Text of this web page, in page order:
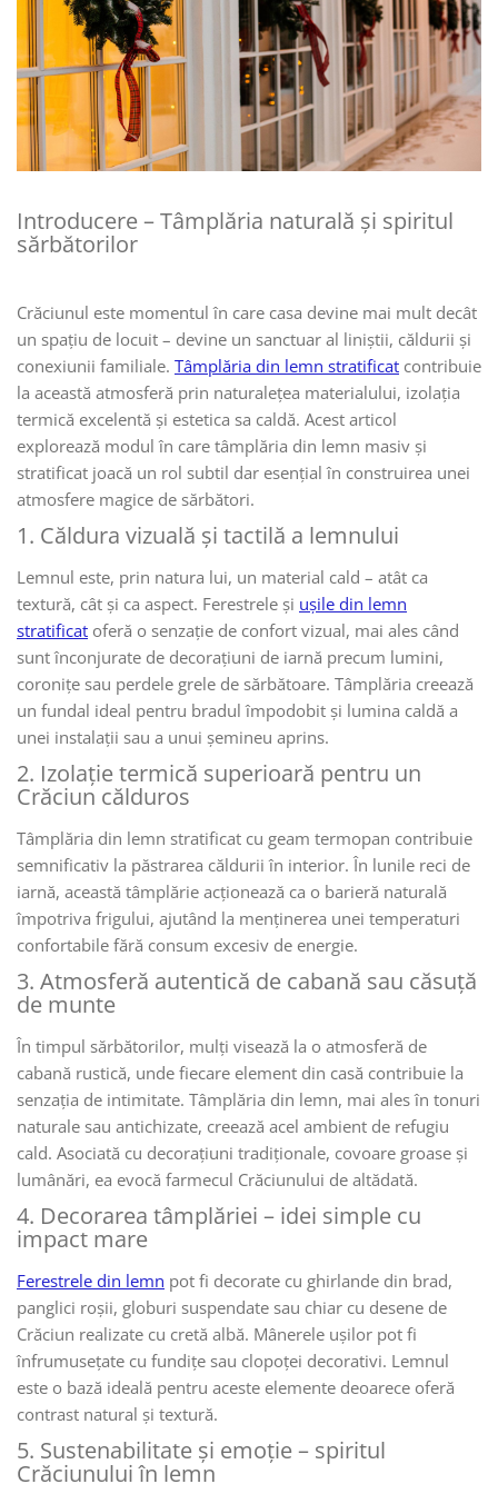
Introducere – Tâmplăria naturală și spiritul
sărbătorilor
Crăciunul este momentul în care casa devine mai mult decât
un spațiu de locuit – devine un sanctuar al liniștii, căldurii și
conexiunii familiale. Tâmplăria din lemn stratificat contribuie
la această atmosferă prin naturalețea materialului, izolația
termică excelentă și estetica sa caldă. Acest articol
explorează modul în care tâmplăria din lemn masiv și
stratificat joacă un rol subtil dar esențial în construirea unei
atmosfere magice de sărbători.
1. Căldura vizuală și tactilă a lemnului
Lemnul este, prin natura lui, un material cald – atât ca
textură, cât și ca aspect. Ferestrele și ușile din lemn
stratificat oferă o senzație de confort vizual, mai ales când
sunt înconjurate de decorațiuni de iarnă precum lumini,
coronițe sau perdele grele de sărbătoare. Tâmplăria creează
un fundal ideal pentru bradul împodobit și lumina caldă a
unei instalații sau a unui șemineu aprins.
2. Izolație termică superioară pentru un
Crăciun călduros
Tâmplăria din lemn stratificat cu geam termopan contribuie
semnificativ la păstrarea căldurii în interior. În lunile reci de
iarnă, această tâmplărie acționează ca o barieră naturală
împotriva frigului, ajutând la menținerea unei temperaturi
confortabile fără consum excesiv de energie.
3. Atmosferă autentică de cabană sau căsuță
de munte
În timpul sărbătorilor, mulți visează la o atmosferă de
cabană rustică, unde fiecare element din casă contribuie la
senzația de intimitate. Tâmplăria din lemn, mai ales în tonuri
naturale sau antichizate, creează acel ambient de refugiu
cald. Asociată cu decorațiuni tradiționale, covoare groase și
lumânări, ea evocă farmecul Crăciunului de altădată.
4. Decorarea tâmplăriei – idei simple cu
impact mare
Ferestrele din lemn pot fi decorate cu ghirlande din brad,
panglici roșii, globuri suspendate sau chiar cu desene de
Crăciun realizate cu cretă albă. Mânerele ușilor pot fi
înfrumusețate cu fundițe sau clopoței decorativi. Lemnul
este o bază ideală pentru aceste elemente deoarece oferă
contrast natural și textură.
5. Sustenabilitate și emoție – spiritul
Crăciunului în lemn